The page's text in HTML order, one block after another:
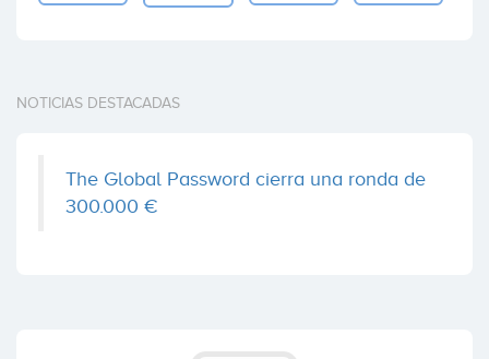
NOTICIAS DESTACADAS
The Global Password cierra una ronda de
300.000 €